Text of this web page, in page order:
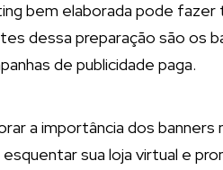
bem elaborada pode fazer
dessa preparação são os
de publicidade paga.
a importância dos banners
sua loja virtual e